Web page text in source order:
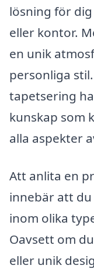
lösning för
eller kontor.
en unik
personliga
tapetsering
kunskap som
alla aspekter
Att anlita en
innebär att
inom olika
Oavsett om
eller unik